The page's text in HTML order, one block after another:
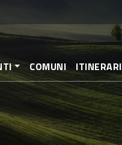
COMUNI ITINERARI